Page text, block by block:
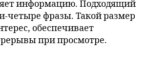
информацию. Подходящий
четыре фразы. Такой размер
обеспечивает
при просмотре.